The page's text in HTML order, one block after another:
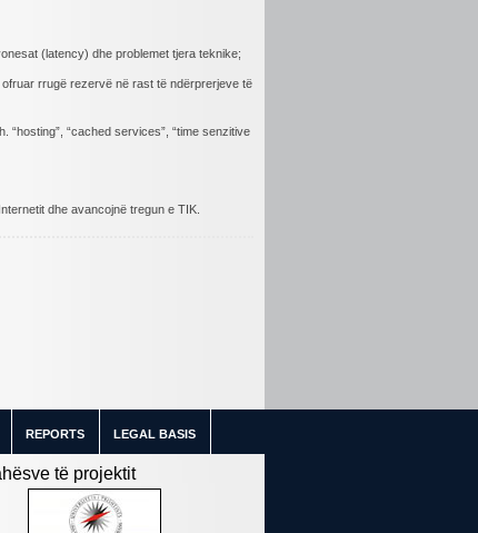
(latency) dhe problemet tjera teknike;
rrugë rezervë në rast të ndërprerjeve të
“cached services”, “time senzitive
dhe avancojnë tregun e TIK.
REPORTS LEGAL BASIS
të projektit